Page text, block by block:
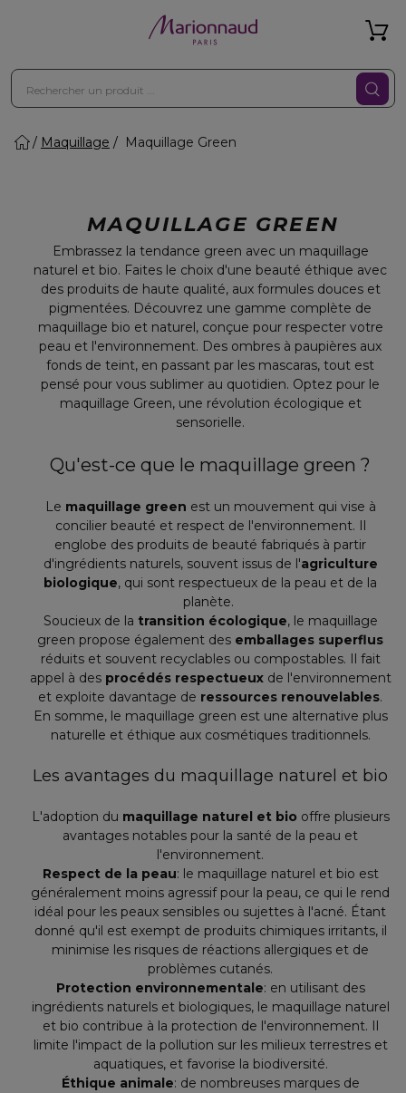
Maquillage Maquillage Green
MAQUILLAGE GREEN
Embrassez la tendance green avec un maquillage
naturel et bio. Faites le choix d'une beauté éthique avec
des produits de haute qualité, aux formules douces et
pigmentées. Découvrez une gamme complète de
maquillage bio et naturel, conçue pour respecter votre
peau et l'environnement. Des ombres à paupières aux
fonds de teint, en passant par les mascaras, tout est
pensé pour vous sublimer au quotidien. Optez pour le
maquillage Green, une révolution écologique et
sensorielle.
Qu'est-ce que le maquillage green ?
Le maquillage green est un mouvement qui vise à
concilier beauté et respect de l'environnement. Il
englobe des produits de beauté fabriqués à partir
d'ingrédients naturels, souvent issus de l'agriculture
biologique, qui sont respectueux de la peau et de la
planète.
Soucieux de la transition écologique, le maquillage
green propose également des emballages superflus
réduits et souvent recyclables ou compostables. Il fait
appel à des procédés respectueuxde l'environnement
et exploite davantage de ressources renouvelables.
En somme, le maquillage green est une alternative plus
naturelle et éthique aux cosmétiques traditionnels.
Les avantages du maquillage naturel et bio
L'adoption du maquillage naturel et bio offre plusieurs
avantages notables pour la santé de la peau et
l'environnement.
Respect de la peau: le maquillage naturel et bio est
généralement moins agressif pour la peau, ce qui le rend
idéal pour les peaux sensibles ou sujettes à l'acné. Étant
donné qu'il est exempt de produits chimiques irritants, il
minimise les risques de réactions allergiques et de
problèmes cutanés.
Protection environnementale: en utilisant des
ingrédients naturels et biologiques, le maquillage naturel
et bio contribue à la protection de l'environnement. Il
limite l'impact de la pollution sur les milieux terrestres et
aquatiques, et favorise la biodiversité.
Éthique animale: de nombreuses marques de